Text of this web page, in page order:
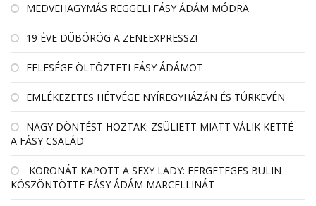
MEDVEHAGYMÁS REGGELI FÁSY ÁDÁM MÓDRA
19 ÉVE DÜBÖRÖG A ZENEEXPRESSZ!
FELESÉGE ÖLTÖZTETI FÁSY ÁDÁMOT
EMLÉKEZETES HÉTVÉGE NYÍREGYHÁZÁN ÉS TÚRKEVÉN
NAGY DÖNTÉST HOZTAK: ZSÜLIETT MIATT VÁLIK KETTÉ
A FÁSY CSALÁD
KORONÁT KAPOTT A SEXY LADY: FERGETEGES BULIN
KÖSZÖNTÖTTE FÁSY ÁDÁM MARCELLINÁT